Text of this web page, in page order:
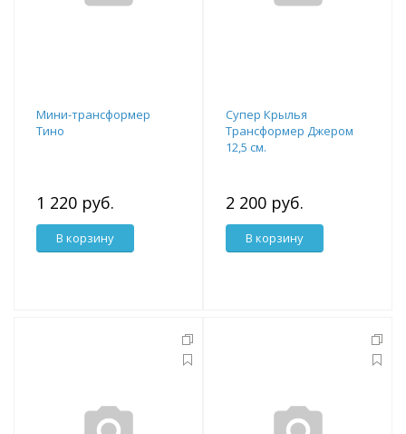
Мини-трансформер
Тино
1 220 руб.
В корзину
Супер Крылья
Трансформер Джером
12,5 см.
2 200 руб.
В корзину